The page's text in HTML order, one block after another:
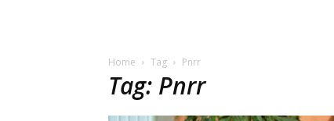
Home Tag Pnrr
Tag: Pnrr